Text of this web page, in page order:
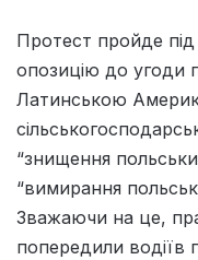
Протест пройде
опозицію до угоди
Латинською
“знищення
“вимирання
Зважаючи на це,
попередили водіїв